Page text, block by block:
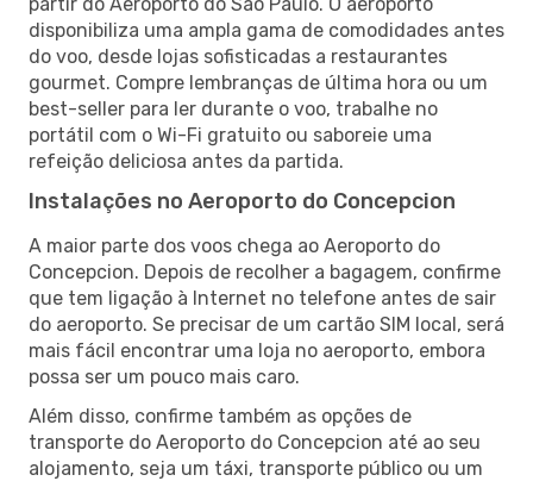
disponibiliza uma ampla gama de comodidades antes
do voo, desde lojas sofisticadas a restaurantes
gourmet. Compre lembranças de última hora ou um
best-seller para ler durante o voo, trabalhe no
portátil com o Wi-Fi gratuito ou saboreie uma
refeição deliciosa antes da partida.
Instalações no Aeroporto do Concepcion
A maior parte dos voos chega ao Aeroporto do
Concepcion. Depois de recolher a bagagem, confirme
que tem ligação à Internet no telefone antes de sair
do aeroporto. Se precisar de um cartão SIM local, será
mais fácil encontrar uma loja no aeroporto, embora
possa ser um pouco mais caro.
Além disso, confirme também as opções de
transporte do Aeroporto do Concepcion até ao seu
alojamento, seja um táxi, transporte público ou um